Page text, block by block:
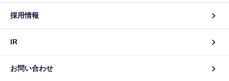
採用情報
IR
お問い合わせ